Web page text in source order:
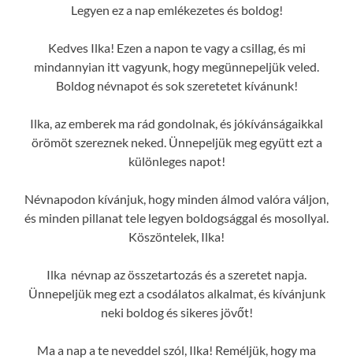
Legyen ez a nap emlékezetes és boldog!
Kedves Ilka! Ezen a napon te vagy a csillag, és mi
mindannyian itt vagyunk, hogy megünnepeljük veled.
Boldog névnapot és sok szeretetet kívánunk!
Ilka, az emberek ma rád gondolnak, és jókívánságaikkal
örömöt szereznek neked. Ünnepeljük meg együtt ezt a
különleges napot!
Névnapodon kívánjuk, hogy minden álmod valóra váljon,
és minden pillanat tele legyen boldogsággal és mosollyal.
Köszöntelek, Ilka!
Ilka névnap az összetartozás és a szeretet napja.
Ünnepeljük meg ezt a csodálatos alkalmat, és kívánjunk
neki boldog és sikeres jövőt!
Ma a nap a te neveddel szól, Ilka! Reméljük, hogy ma